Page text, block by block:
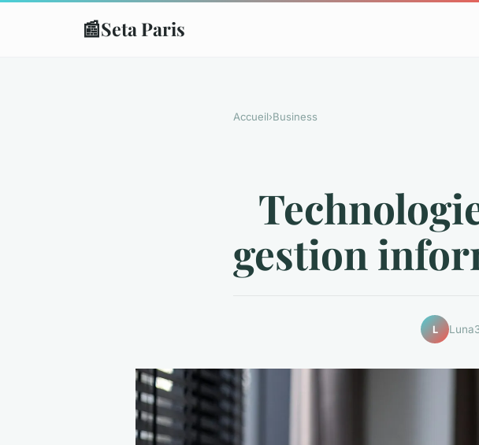
📰Seta Paris
Accueil›Business
gestion
L Luna